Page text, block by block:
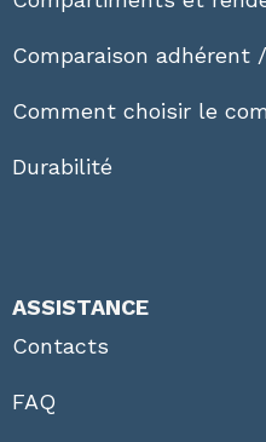
Comparaison adhérent
Comment choisir le
Durabilité
ASSISTANCE
Contacts
FAQ